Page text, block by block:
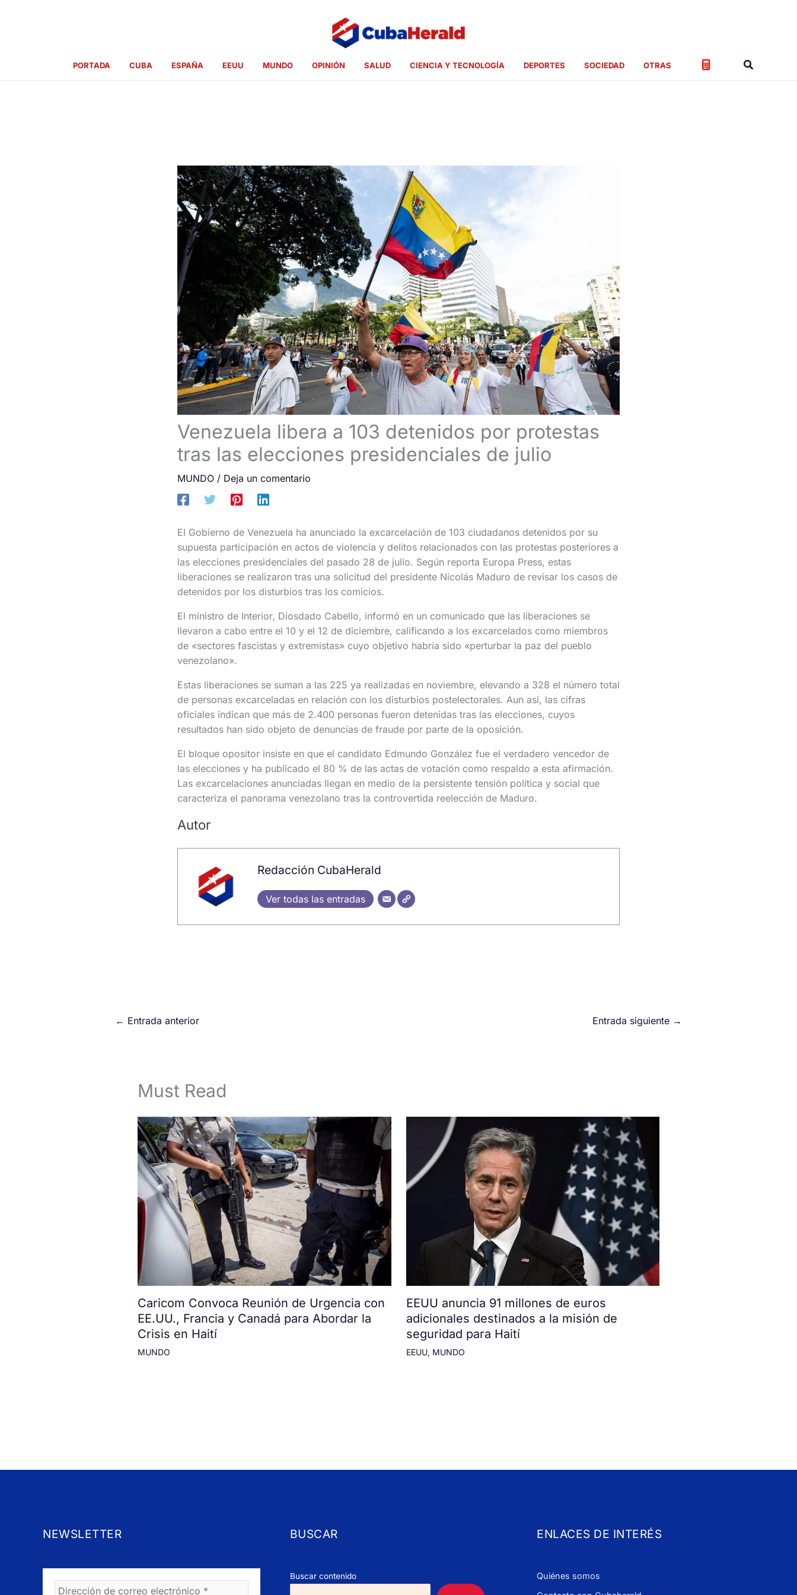
PORTADA CUBA ESPAÑA EEUU MUNDO OPINIÓN SALUD CIENCIA Y TECNOLOGÍA DEPORTES SOCIEDAD OTRAS Buscar
Venezuela libera a 103 detenidos por protestas
tras las elecciones presidenciales de julio
MUNDO/ Deja un comentario
El Gobierno de Venezuela ha anunciado la excarcelación de 103 ciudadanos detenidos por su
supuesta participación en actos de violencia y delitos relacionados con las protestas posteriores a
las elecciones presidenciales del pasado 28 de julio. Según reporta Europa Press, estas
liberaciones se realizaron tras una solicitud del presidente Nicolás Maduro de revisar los casos de
detenidos por los disturbios tras los comicios.
El ministro de Interior, Diosdado Cabello, informó en un comunicado que las liberaciones se
llevaron a cabo entre el 10 y el 12 de diciembre, calificando a los excarcelados como miembros
de «sectores fascistas y extremistas» cuyo objetivo habría sido «perturbar la paz del pueblo
venezolano».
Estas liberaciones se suman a las 225 ya realizadas en noviembre, elevando a 328 el número total
de personas excarceladas en relación con los disturbios postelectorales. Aun así, las cifras
oficiales indican que más de 2.400 personas fueron detenidas tras las elecciones, cuyos
resultados han sido objeto de denuncias de fraude por parte de la oposición.
El bloque opositor insiste en que el candidato Edmundo González fue el verdadero vencedor de
las elecciones y ha publicado el 80 % de las actas de votación como respaldo a esta afirmación.
Las excarcelaciones anunciadas llegan en medio de la persistente tensión política y social que
caracteriza el panorama venezolano tras la controvertida reelección de Maduro.
Autor
Redacción CubaHerald
Ver todas las entradas
← Entrada anterior Entrada siguiente →
Must Read
Caricom Convoca Reunión de Urgencia con
EE.UU., Francia y Canadá para Abordar la
Crisis en Haití
MUNDO
EEUU anuncia 91 millones de euros
adicionales destinados a la misión de
seguridad para Haití
EEUU, MUNDO
NEWSLETTER BUSCAR
Buscar contenido
ENLACES DE INTERÉS
Quiénes somos